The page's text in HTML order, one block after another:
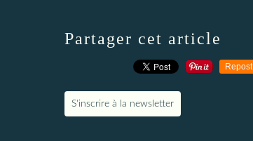
Partager cet article
Repost
S'inscrire à la newsletter